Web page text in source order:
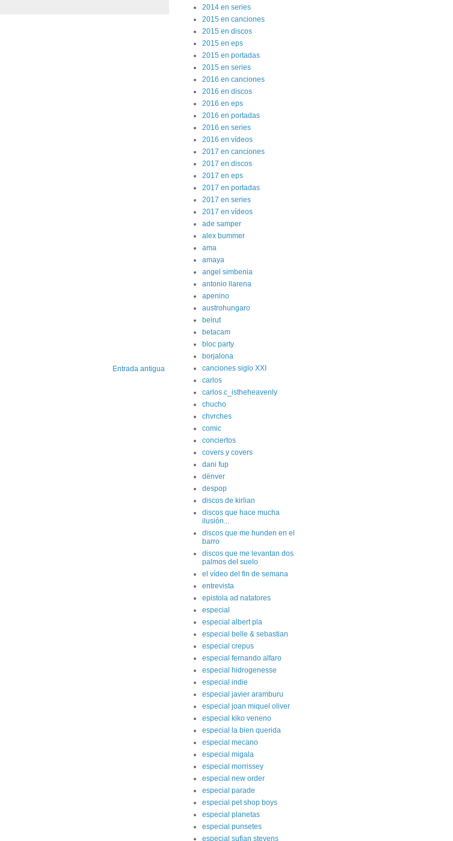
Entrada antigua
2014 en series
2015 en canciones
2015 en discos
2015 en eps
2015 en portadas
2015 en series
2016 en canciones
2016 en discos
2016 en eps
2016 en portadas
2016 en series
2016 en vídeos
2017 en canciones
2017 en discos
2017 en eps
2017 en portadas
2017 en series
2017 en vídeos
ade samper
alex bummer
ama
amaya
angel simbenia
antonio llarena
apenino
austrohungaro
beirut
betacam
bloc party
borjalona
canciones siglo XXI
carlos
carlos c_istheheavenly
chucho
chvrches
comic
conciertos
covers y covers
dani fup
dënver
despop
discos de kirlian
discos que hace mucha
ilusión...
discos que me hunden en el
barro
discos que me levantan dos
palmos del suelo
el vídeo del fin de semana
entrevista
epistola ad natatores
especial
especial albert pla
especial belle & sebastian
especial crepus
especial fernando alfaro
especial hidrogenesse
especial indie
especial javier aramburu
especial joan miquel oliver
especial kiko veneno
especial la bien querida
especial mecano
especial migala
especial morrissey
especial new order
especial parade
especial pet shop boys
especial planetas
especial punsetes
especial sufjan stevens